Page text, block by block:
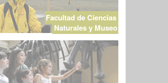
Facultad de Ciencias
Naturales y Museo